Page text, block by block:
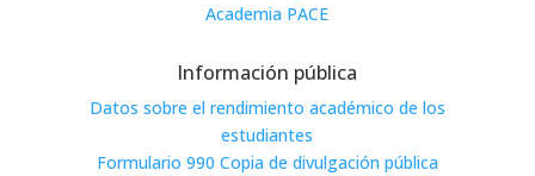
Academia PACE
Información pública
Datos sobre el rendimiento académico de los
estudiantes
Formulario 990 Copia de divulgación pública